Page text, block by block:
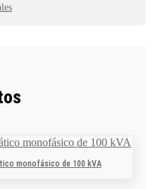
monofásico de 100 kVA